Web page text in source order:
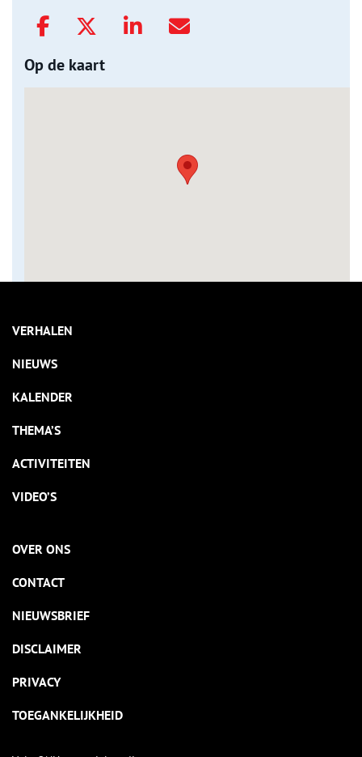
Op de kaart
VERHALEN
NIEUWS
KALENDER
THEMA’S
ACTIVITEITEN
VIDEO’S
OVER ONS
CONTACT
NIEUWSBRIEF
DISCLAIMER
PRIVACY
TOEGANKELIJKHEID